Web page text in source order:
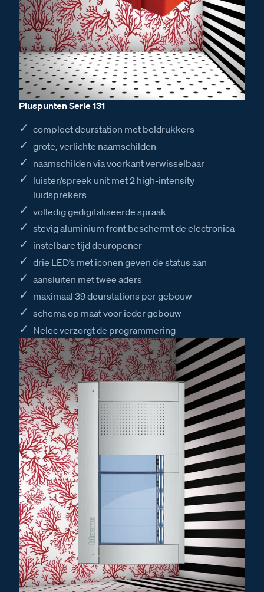
Pluspunten Serie 131
compleet deurstation met beldrukkers
grote, verlichte naamschilden
naamschilden via voorkant verwisselbaar
luister/spreek unit met 2 high-intensity
luidsprekers
volledig gedigitaliseerde spraak
stevig aluminium front beschermt de electronica
instelbare tijd deuropener
drie LED’s met iconen geven de status aan
aansluiten met twee aders
maximaal 39 deurstations per gebouw
schema op maat voor ieder gebouw
Nelec verzorgt de programmering